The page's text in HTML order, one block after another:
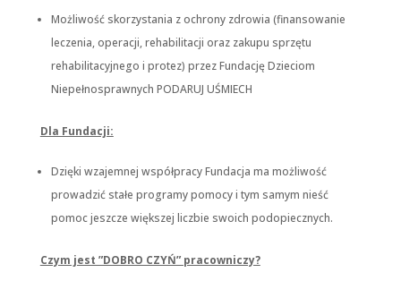
Możliwość skorzystania z ochrony zdrowia (finansowanie
leczenia, operacji, rehabilitacji oraz zakupu sprzętu
rehabilitacyjnego i protez) przez Fundację Dzieciom
Niepełnosprawnych PODARUJ UŚMIECH
Dla Fundacji:
Dzięki wzajemnej współpracy Fundacja ma możliwość
prowadzić stałe programy pomocy i tym samym nieść
pomoc jeszcze większej liczbie swoich podopiecznych.
Czym jest ”DOBRO CZYŃ” pracowniczy?
ze strony
Marketing
podczas
odwiedzania naszej
strony, zwiększasz
szansę na
zobaczenie
treści i ofert.